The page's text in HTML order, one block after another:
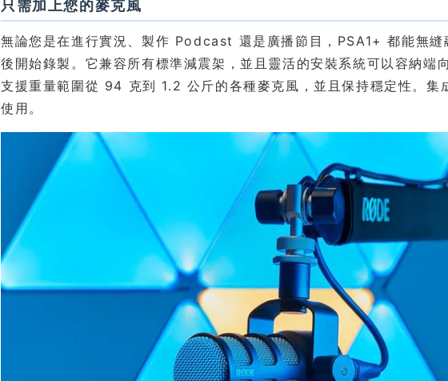
只需加上您的麥克風
無論您是在進行實況、製作 Podcast 還是廣播節目，PSA1+ 都能無
後開始錄製。它兼容所有標準減震架，並且靈活的安裝系統可以容納端
支援重量範圍從 94 克到 1.2 公斤的各種麥克風，並且保持穩定性。
使用。